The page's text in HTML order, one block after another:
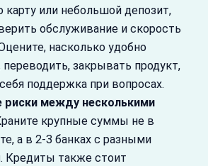
или небольшой депозит,
обслуживание и скорость
насколько удобно
переводить, закрывать продукт,
поддержка при вопросах.
риски между несколькими
крупные суммы не в
а в 2-3 банках с разными
Кредиты также стоит